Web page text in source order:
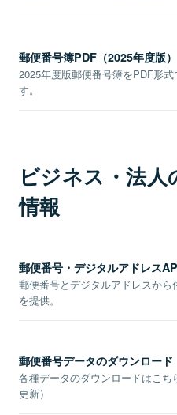
郵便番号簿PDF（2025年度版）
2025年度版郵便番号簿をPDF形
す。
ビジネス・法
情報
郵便番号・デジタルアドレス
郵便番号とデジタルアドレスか
を提供。
郵便番号データのダウンロード
各種データのダウンロードはこち
更新）